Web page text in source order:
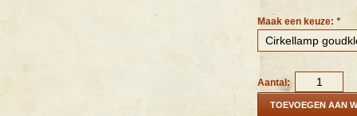
Maak een keuze: *
Aantal:
TOEVOEGEN AAN